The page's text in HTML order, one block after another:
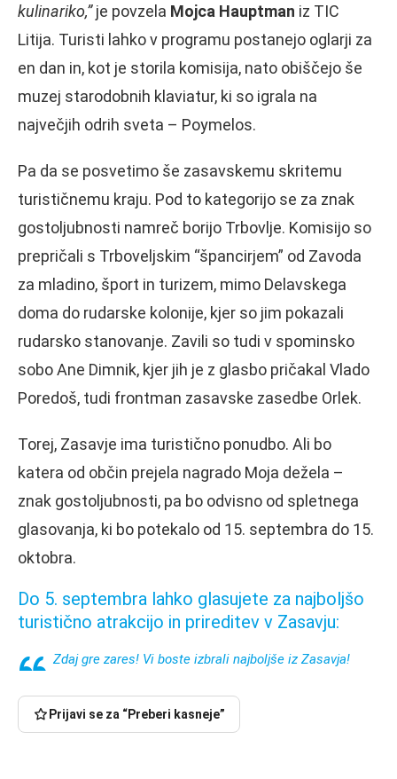
kulinariko,”je povzela Mojca Hauptman iz TIC
Litija. Turisti lahko v programu postanejo oglarji za
en dan in, kot je storila komisija, nato obiščejo še
muzej starodobnih klaviatur, ki so igrala na
največjih odrih sveta – Poymelos.
Pa da se posvetimo še zasavskemu skritemu
turističnemu kraju. Pod to kategorijo se za znak
gostoljubnosti namreč borijo Trbovlje. Komisijo so
prepričali s Trboveljskim “špancirjem” od Zavoda
za mladino, šport in turizem, mimo Delavskega
doma do rudarske kolonije, kjer so jim pokazali
rudarsko stanovanje. Zavili so tudi v spominsko
sobo Ane Dimnik, kjer jih je z glasbo pričakal Vlado
Poredoš, tudi frontman zasavske zasedbe Orlek.
Torej, Zasavje ima turistično ponudbo. Ali bo
katera od občin prejela nagrado Moja dežela –
znak gostoljubnosti, pa bo odvisno od spletnega
glasovanja, ki bo potekalo od 15. septembra do 15.
oktobra.
Do 5. septembra lahko glasujete za najboljšo
turistično atrakcijo in prireditev v Zasavju:
Zdaj gre zares! Vi boste izbrali najboljše iz Zasavja!
Prijavi se za “Preberi kasneje”